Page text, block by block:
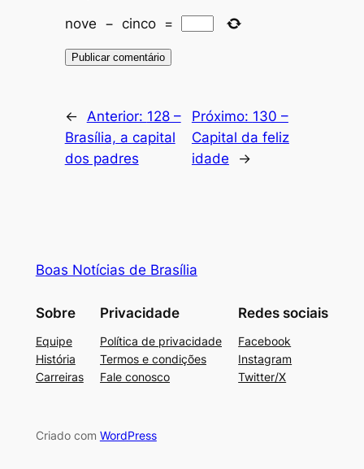
nove − cinco =
← Anterior: 128 –
Brasília, a capital
dos padres
Próximo: 130 –
Capital da feliz
idade
→
Boas Notícias de Brasília
Sobre
Equipe
História
Carreiras
Privacidade
Política de privacidade
Termos e condições
Fale conosco
Redes sociais
Facebook
Instagram
Twitter/X
Criado com WordPress